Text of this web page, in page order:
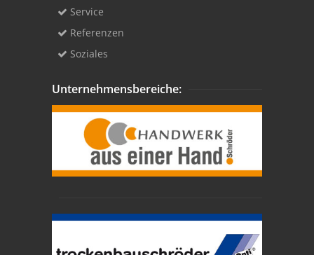
Service
Referenzen
Soziales
Unternehmensbereiche: